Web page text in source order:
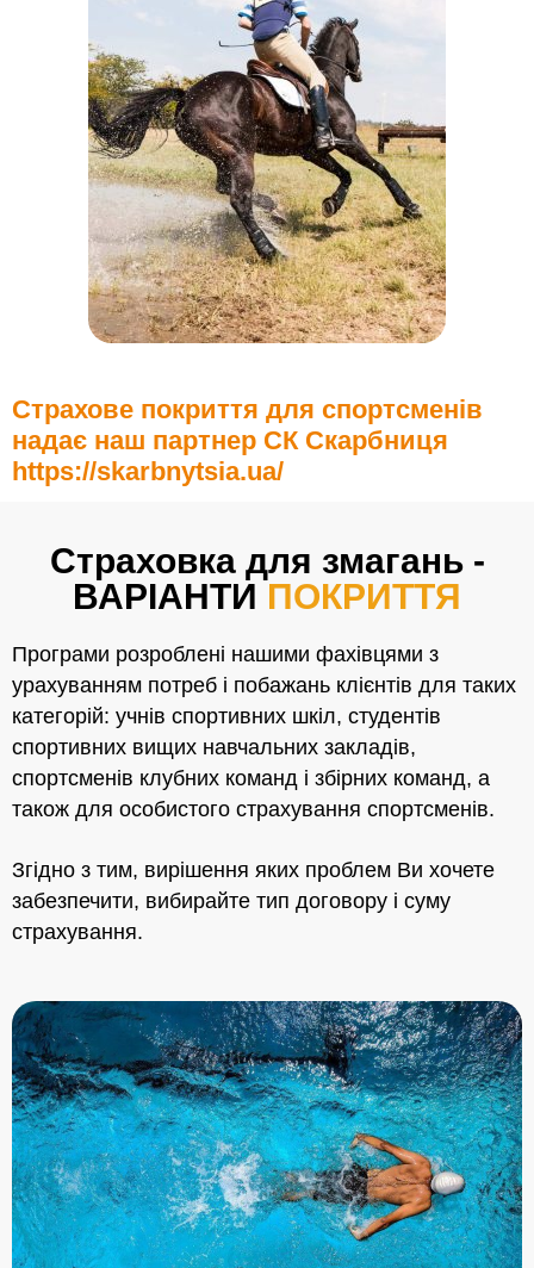
Страхове покриття для спортсменів
надає наш партнер СК Скарбниця
https://skarbnytsia.ua/
Страховка для змагань -
ВАРІАНТИ ПОКРИТТЯ
Програми розроблені нашими фахівцями з
урахуванням потреб і побажань клієнтів для таких
категорій: учнів спортивних шкіл, студентів
спортивних вищих навчальних закладів,
спортсменів клубних команд і збірних команд, а
також для особистого страхування спортсменів.
Згідно з тим, вирішення яких проблем Ви хочете
забезпечити, вибирайте тип договору і суму
страхування.